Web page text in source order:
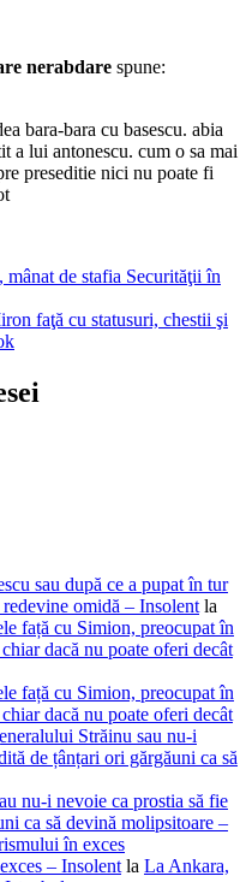
nerabdare spune:
bara-bara cu basescu. abia
a lui antonescu. cum o sa mai
preseditie nici nu poate fi
mânat de stafia Securităţii în
faţă cu statusuri, chestii şi
sau după ce a pupat în tur
omidă – Insolent la
față cu Simion, preocupat în
dacă nu poate oferi decât
față cu Simion, preocupat în
dacă nu poate oferi decât
Străinu sau nu-i
de țânțari ori gărgăuni ca să
nu-i nevoie ca prostia să fie
ca să devină molipsitoare –
în exces
– Insolent la La Ankara,